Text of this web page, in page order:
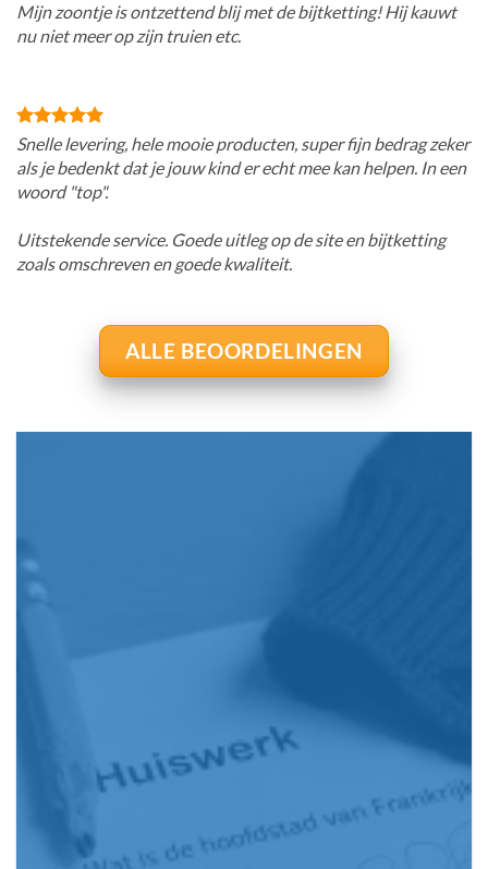
Mijn zoontje is ontzettend blij met de bijtketting! Hij kauwt
nu niet meer op zijn truien etc.
Snelle levering, hele mooie producten, super fijn bedrag zeker
als je bedenkt dat je jouw kind er echt mee kan helpen. In een
woord "top".
Uitstekende service. Goede uitleg op de site en bijtketting
zoals omschreven en goede kwaliteit.
ALLE BEOORDELINGEN